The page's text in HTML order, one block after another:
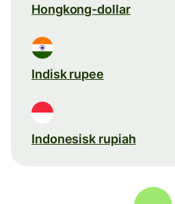
Hongkong-dollar
Indisk rupee
Indonesisk rupiah